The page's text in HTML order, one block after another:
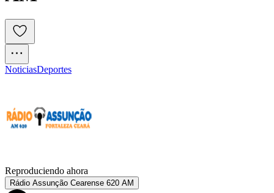
NoticiasDeportes
Reproduciendo ahora
Rádio Assunção Cearense 620 AM